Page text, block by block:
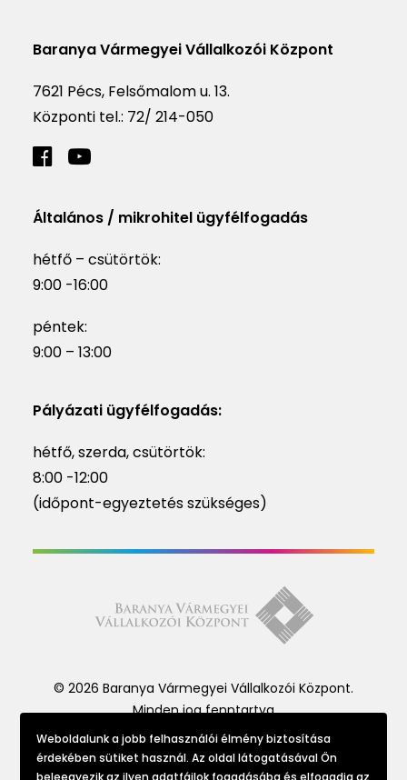
Baranya Vármegyei Vállalkozói Központ
7621 Pécs, Felsőmalom u. 13.
Központi tel.: 72/ 214-050
Általános / mikrohitel ügyfélfogadás
hétfő – csütörtök:
9:00 -16:00
péntek:
9:00 – 13:00
Pályázati ügyfélfogadás:
hétfő, szerda, csütörtök:
8:00 -12:00
(időpont-egyeztetés szükséges)
© 2026 Baranya Vármegyei Vállalkozói Központ.
Minden jog fenntartva
Weboldalunk a jobb felhasználói élmény biztosítása
érdekében sütiket használ. Az oldal látogatásával Ön
beleegyezik az ilyen adatfájlok fogadásába és elfogadja az